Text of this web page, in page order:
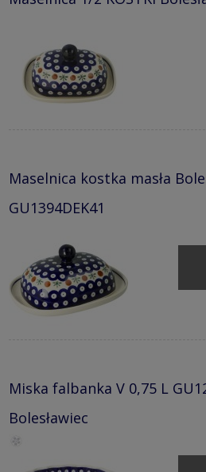
Maselnica kostka masła
GU1394DEK41
Miska falbanka V 0,75 L
Bolesławiec